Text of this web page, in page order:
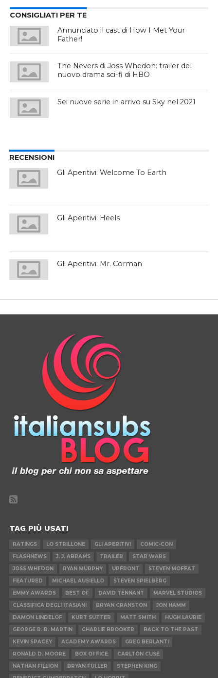
CONSIGLIATI PER TE
Annunciato il cast di How I Met Your
Father!
The Nevers di Joss Whedon: trailer del
nuovo drama sci-fi di HBO
Sei nuove serie in arrivo su Sky nel 2021
RECENSIONI
Gli Aperitivi: Welcome To Earth
Gli Aperitivi: Heels
Gli Aperitivi: Mr. Corman
TAG PIÙ USATI
RATINGS LO STRILLONE GLI APERITIVI
COMIC-CON
FLASHNEWS
J. J. ABRAMS TRAILER
STAR WARS
JOSS WHEDON
RYAN MURPHY UPFRONT
STEVEN MOFFAT
FEATURED
MICHAEL AUSIELLO
STEVEN SPIELBERG
EMMY AWARDS
BEST OF DAVID TENNANT
MARVEL STUDIOS
CLASSIFICA DEGLI ITASIANI
BRYAN CRANSTON
JON HAMM
DAMON LINDELOF
KURT SUTTER MATT SMITH
HUGH LAURIE
GEORGE R. R. MARTIN
CHARLIE BROOKER
BACK TO THE PAST
KEVIN SPACEY
ACADEMY AWARDS
GREG BERLANTI
RONALD D. MOORE
BOX OFFICE
CARLTON CUSE
NATHAN FILLION
BRYAN FULLER
STEPHEN KING